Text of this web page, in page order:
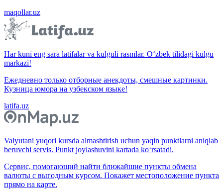
maqollar.uz
Har kuni eng sara latifalar va kulguli rasmlar. O‘zbek tilidagi kulgu
markazi!
Ежедневно только отборные анекдоты, смешные картинки.
Кузница юмора на узбекском языке!
latifa.uz
Valyutani yuqori kursda almashtirish uchun yaqin punktlarni aniqlab
beruvchi servis. Punkt joylashuvini kartada ko‘rsatadi.
Сервис, помогающий найти ближайшие пункты обмена
валюты с выгодным курсом. Покажет местоположение пункта
прямо на карте.